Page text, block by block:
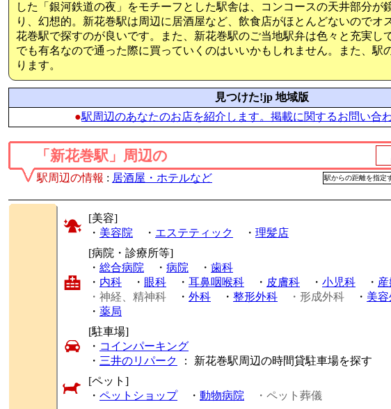
した「銀河鉄道の夜」をモチーフとした駅舎は、コンコースの天井部分が
り、幻想的。新花巻駅は周辺に居酒屋など、飲食店がほとんどないのでオ
花巻駅で探すのが良いです。また、新花巻駅のご当地駅弁は色々と充実し
でも有名なので通った際に買っていくのはいいかもしれません。また、駅
ります。
見つけた!jp 地域版
●駅周辺のあなたのお店を紹介します。掲載に関するお問い合
「新花巻駅」周辺の
駅周辺の情報 : 居酒屋・ホテルなど 駅からの距離を指定
[美容]
・ 美容院 ・ エステティック ・ 理髪店
[病院・診療所等]
・ 総合病院 ・ 病院 ・ 歯科
・ 内科 ・ 眼科 ・ 耳鼻咽喉科 ・ 皮膚科 ・ 小児科 ・
・神経、精神科 ・ 外科 ・ 整形外科 ・形成外科 ・ 美
・ 薬局
[駐車場]
・ コインパーキング
・ 三井のリパーク
： 新花巻駅周辺の時間貸駐車場を探す
[ペット]
・ ペットショップ・ 動物病院
・ペット葬儀